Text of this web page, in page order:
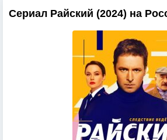
Сериал Райский (2024) на